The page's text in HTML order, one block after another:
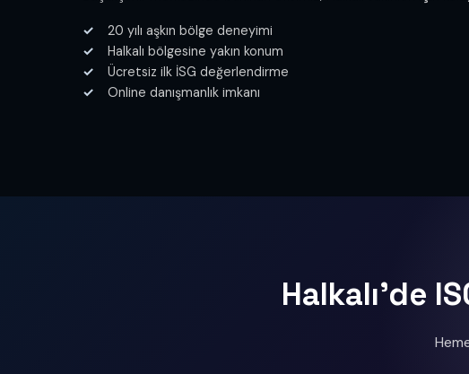
20 yılı aşkın bölge deneyimi
Halkalı bölgesine yakın konum
Ücretsiz ilk İSG değerlendirme
Online danışmanlık imkanı
Halkalı'de